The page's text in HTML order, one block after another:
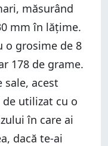
măsurând
mm în lățime.
o grosime de 8
178 de grame.
sale, acest
utilizat cu o
în care ai
dacă te-ai